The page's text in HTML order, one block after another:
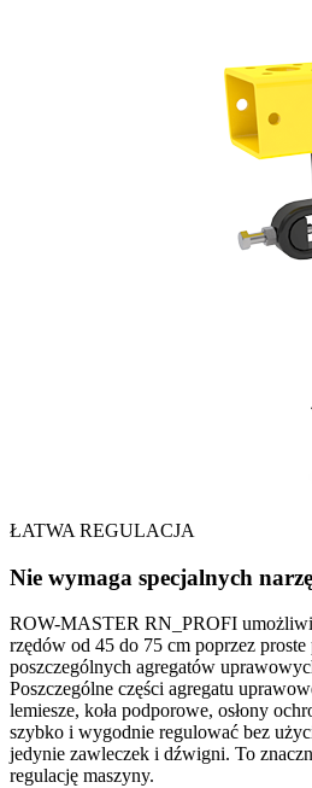
ŁATWA REGULACJA
Nie wymaga specjalnych
ROW-MASTER RN_PROFI
rzędów od 45 do 75 cm poprzez proste
poszczególnych agregatów
Poszczególne części agregatu
lemiesze, koła podporowe, osłony
szybko i wygodnie regulować bez
jedynie zawleczek i dźwigni. To
regulację maszyny.